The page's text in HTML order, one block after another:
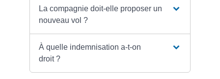
La compagnie doit-elle proposer un
nouveau vol ?
À quelle indemnisation a-t-on
droit ?